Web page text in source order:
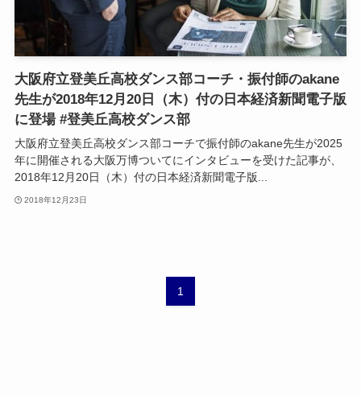
大阪府立登美丘高校ダンス部コーチ・振付師のakane
先生が2018年12月20日（木）付の日本経済新聞電子版
に登場 #登美丘高校ダンス部
大阪府立登美丘高校ダンス部コーチで振付師のakane先生が2025
年に開催される大阪万博ついてにインタビューを受けた記事が、
2018年12月20日（木）付の日本経済新聞電子版...
2018年12月23日
1